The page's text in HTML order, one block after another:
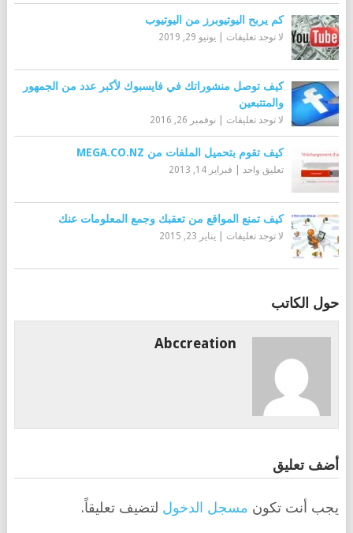
كم يربح اليوتيوبرز من اليوتيوب
لا توجد تعليقات يونيو 29, 2019
كيف توصل منشوراتك في فايسبوك لأكبر عدد من الجمهور
والمتتبعين
لا توجد تعليقات نوفمبر 26, 2016
كيف تقوم بتحميل الملفات من MEGA.CO.NZ
تعليق واحد| فبراير 14, 2013
كيف تمنع المواقع من تعقبك وجمع المعلومات عنك
لا توجد تعليقات يناير 23, 2015
حول الكاتب
Abccreation
أضف تعليق
يجب أنت تكون مسجل الدخول لتضيف تعليقاً.